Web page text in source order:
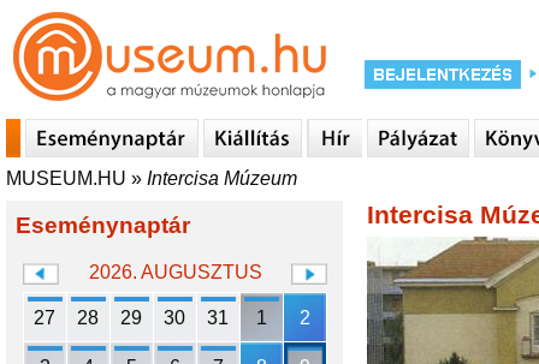
MUSEUM.HU » Intercisa Múzeum
Eseménynaptár
2026. AUGUSZTUS
27 28 29 30 31 1 2
Intercisa